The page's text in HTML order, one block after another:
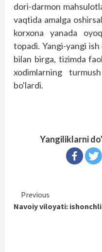
dori-darmon
vaqtida amalga
korxona yanada
topadi. Yangi-yangi
bilan birga, tizimda
xodimlarning
bo'lardi.
Yangiliklarni
Continue
Reading
Previous
Navoiy viloyati: